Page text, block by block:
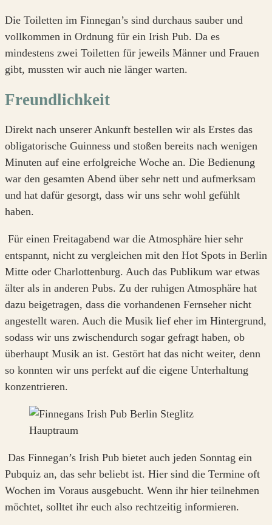
Die Toiletten im Finnegan’s sind durchaus sauber und
vollkommen in Ordnung für ein Irish Pub. Da es
mindestens zwei Toiletten für jeweils Männer und Frauen
gibt, mussten wir auch nie länger warten.
Freundlichkeit
Direkt nach unserer Ankunft bestellen wir als Erstes das
obligatorische Guinness und stoßen bereits nach wenigen
Minuten auf eine erfolgreiche Woche an. Die Bedienung
war den gesamten Abend über sehr nett und aufmerksam
und hat dafür gesorgt, dass wir uns sehr wohl gefühlt
haben.
Für einen Freitagabend war die Atmosphäre hier sehr
entspannt, nicht zu vergleichen mit den Hot Spots in Berlin
Mitte oder Charlottenburg. Auch das Publikum war etwas
älter als in anderen Pubs. Zu der ruhigen Atmosphäre hat
dazu beigetragen, dass die vorhandenen Fernseher nicht
angestellt waren. Auch die Musik lief eher im Hintergrund,
sodass wir uns zwischendurch sogar gefragt haben, ob
überhaupt Musik an ist. Gestört hat das nicht weiter, denn
so konnten wir uns perfekt auf die eigene Unterhaltung
konzentrieren.
Das Finnegan’s Irish Pub bietet auch jeden Sonntag ein
Pubquiz an, das sehr beliebt ist. Hier sind die Termine oft
Wochen im Voraus ausgebucht. Wenn ihr hier teilnehmen
möchtet, solltet ihr euch also rechtzeitig informieren.